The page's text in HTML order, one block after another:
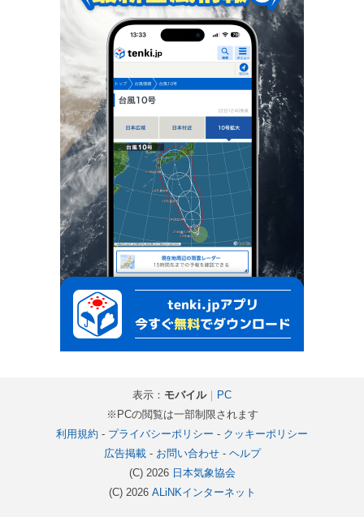
表示： モバイル｜
PC
※PCの閲覧は一部制限されます
利用規約 - プライバシーポリシー - クッキーポリシー
広告掲載- お問い合わせ- ヘルプ
(C) 2026 日本気象協会
(C) 2026 ALiNKインターネット